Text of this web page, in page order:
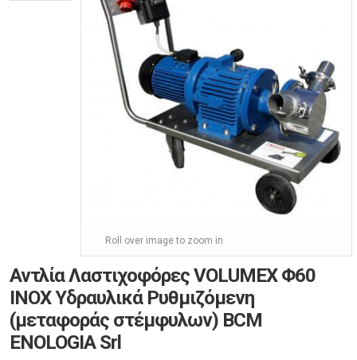
Roll over image to zoom in
Αντλία Λαστιχοφόρες VOLUMEX Φ60
ΙΝΟΧ Υδραυλικά Ρυθμιζόμενη
(μεταφοράς στέμφυλων) BCM
ENOLOGIA Srl